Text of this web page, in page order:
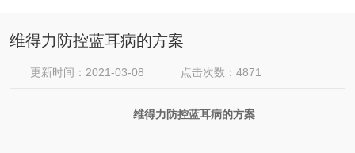
维得力防控蓝耳病的方案
更新时间：2021-03-08 点击次数：4871
维得力防控蓝耳病的方案